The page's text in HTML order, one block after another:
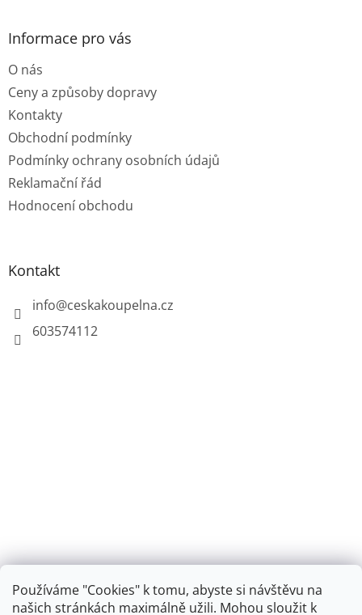
Používáme "Cookies" k tomu, abyste si návštěvu na
našich stránkách maximálně užili. Mohou sloužit k
Informace pro vás
O nás
Ceny a způsoby dopravy
Kontakty
Obchodní podmínky
Podmínky ochrany osobních údajů
Reklamační řád
Hodnocení obchodu
Kontakt
info@ceskakoupelna.cz
603574112